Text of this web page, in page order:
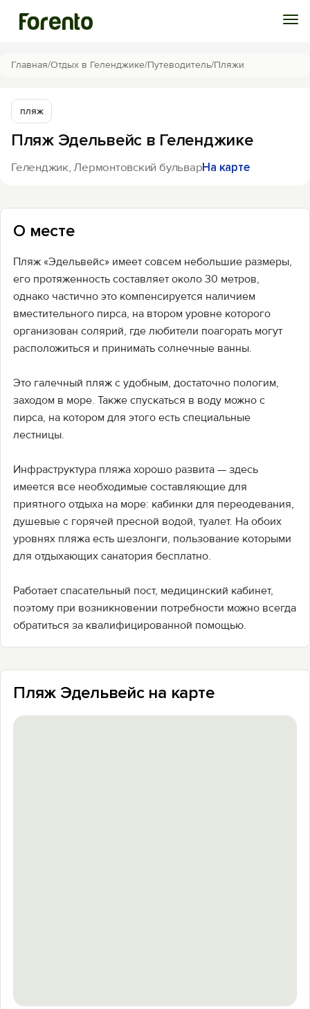
Войти
Избранное
История просмотра
Главная/Отдых в Геленджике/Путеводитель/Пляжи
пляж
Пляж Эдельвейс в Геленджике
Геленджик, Лермонтовский бульварНа карте
О месте
Пляж «Эдельвейс» имеет совсем небольшие размеры,
его протяженность составляет около 30 метров,
однако частично это компенсируется наличием
вместительного пирса, на втором уровне которого
организован солярий, где любители поагорать могут
расположиться и принимать солнечные ванны.
Это галечный пляж с удобным, достаточно пологим,
заходом в море. Также спускаться в воду можно с
пирса, на котором для этого есть специальные
лестницы.
Инфраструктура пляжа хорошо развита — здесь
имеется все необходимые составляющие для
приятного отдыха на море: кабинки для переодевания,
душевые с горячей пресной водой, туалет. На обоих
уровнях пляжа есть шезлонги, пользование которыми
для отдыхающих санатория бесплатно.
Работает спасательный пост, медицинский кабинет,
поэтому при возникновении потребности можно всегда
обратиться за квалифицированной помощью.
Пляж Эдельвейс на карте